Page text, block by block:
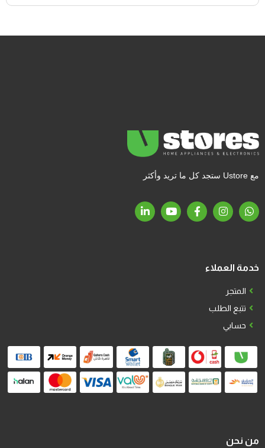
مع Ustore ستجد كل ما تريد وأكثر
خدمة العملاء
المتجر
تتبع الطلب
حسابي
من نحن